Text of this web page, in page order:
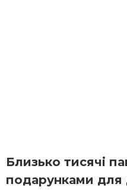
Близько тисячі
подарунками для